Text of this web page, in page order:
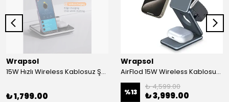
Wrapsol
15W Hızlı Wireless Kablosuz Şarj Standı 4 in 1 Masaüstü İstasyon -iPhone-android-watch-airpods Uyumlu
₺ 1,799.00
Wrapsol
AirFlod 15W Wireless Kablosuz Şarj Standı Alüminyum Katlanabilir 3in1 iPhone-android-watch-airpods
%13
₺ 4,599.00
₺ 3,999.00